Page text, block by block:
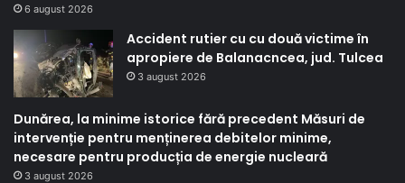
6 august 2026
Accident rutier cu cu două victime în
apropiere de Balanacncea, jud. Tulcea
3 august 2026
Dunărea, la minime istorice fără precedent Măsuri de
intervenție pentru menținerea debitelor minime,
necesare pentru producția de energie nucleară
3 august 2026